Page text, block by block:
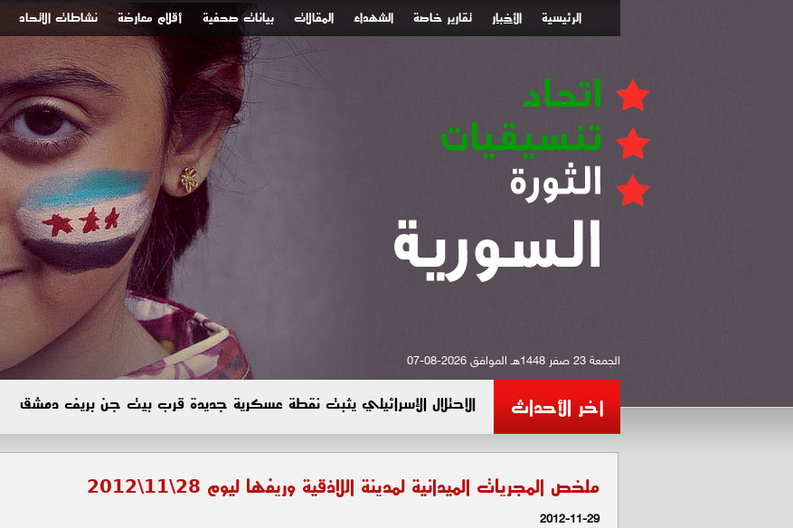
الرئيسية الأخبار تقارير خاصة الشهداء المقالات بيانات صحفية أقلام معارضة نشاطات الاتحاد
الجمعة 23 صفر 1448هـ الموافق 2026-08-07
آخر الأحداث الاحتلال الإسرائيلي يثبت نقطة عسكرية جديدة قرب بيت جن بريف دمشق
ملخص المجريات الميدانية لمدينة اللاذقية وريفها ليوم 28\11\2012
2012-11-29